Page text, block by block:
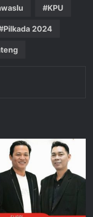
KPU
Pilkada 2024